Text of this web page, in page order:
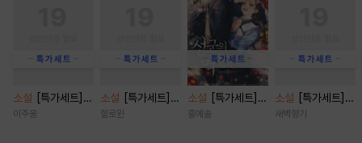
소설
[특가세트]
[BL] 이오해 [단행
이주웅
소설
[특가세트]
페로몬 페티시 [단
할로윈
소설
[특가세트]
성군의 역린 [단행
홍예솔
소설
[특가세트]
함부로 사랑 [단행
새벽향기